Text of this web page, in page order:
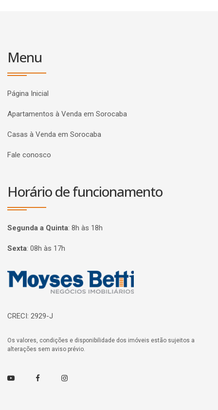
Menu
Página Inicial
Apartamentos à Venda em Sorocaba
Casas à Venda em Sorocaba
Fale conosco
Horário de funcionamento
Segunda a Quinta: 8h às 18h
Sexta: 08h às 17h
Página inicial
CRECI: 2929-J
Os valores, condições e disponibilidade dos imóveis estão sujeitos a
alterações sem aviso prévio.
Youtube FacebookInstagram